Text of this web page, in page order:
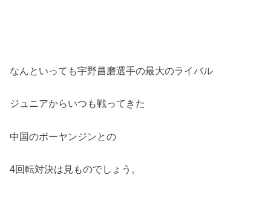
なんといっても宇野昌磨選手の最大のライバル
ジュニアからいつも戦ってきた
中国のボーヤンジンとの
4回転対決は見ものでしょう。